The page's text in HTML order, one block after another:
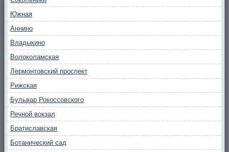
Южная
Аннино
Владыкино
Волоколамская
Лермонтовский проспект
Рижская
Бульвар Рокоссовского
Речной вокзал
Братиславская
Ботанический сад